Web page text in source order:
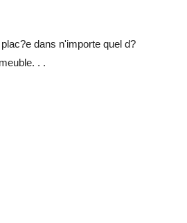
dans n'importe quel d?
. .